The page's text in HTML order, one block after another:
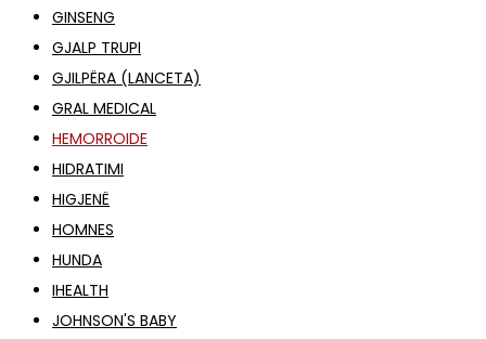
GINSENG
GJALP TRUPI
GJILPËRA (LANCETA)
GRAL MEDICAL
HEMORROIDE
HIDRATIMI
HIGJENË
HOMNES
HUNDA
IHEALTH
JOHNSON'S BABY